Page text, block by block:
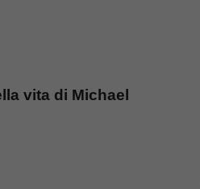
vita di Michael